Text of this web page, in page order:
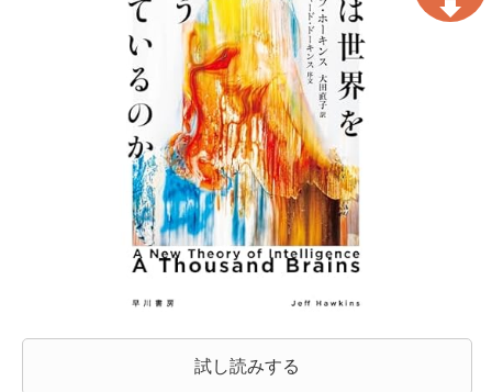
試し読みする